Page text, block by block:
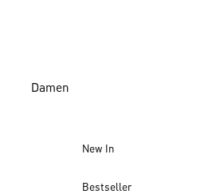
Damen
New In
Bestseller